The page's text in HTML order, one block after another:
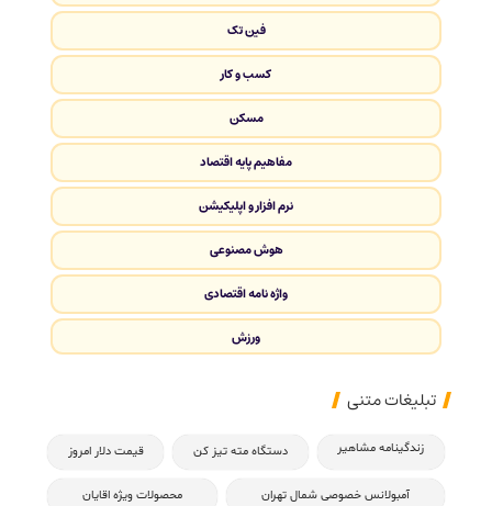
فین تک
کسب و کار
مسکن
مفاهیم پایه اقتصاد
نرم افزار و اپلیکیشن
هوش مصنوعی
واژه نامه اقتصادی
ورزش
تبلیغات متنی
زندگینامه مشاهیر دستگاه مته تیز کن قیمت دلار امروز
آمبولانس خصوصی شمال تهران محصولات ویژه اقایان